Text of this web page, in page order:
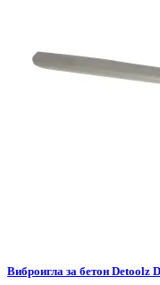
Виброигла за бетон Detoolz